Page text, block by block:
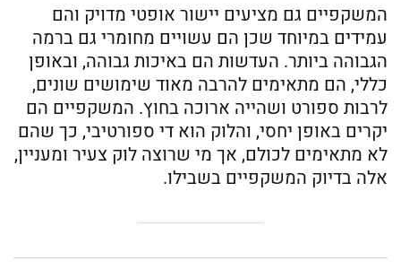
המשקפיים גם מציעים יישור אופטי מדויק והם
עמידים במיוחד שכן הם עשויים מחומרי גם ברמה
הגבוהה ביותר. העדשות הם באיכות גבוהה, ובאופן
כללי, הם מתאימים להרבה מאוד שימושים שונים,
לרבות ספורט ושהייה ארוכה בחוץ. המשקפיים הם
יקרים באופן יחסי, והלוק הוא די ספורטיבי, כך שהם
לא מתאימים לכולם, אך מי שרוצה לוק צעיר ומעניין,
אלה בדיוק המשקפיים בשבילו.